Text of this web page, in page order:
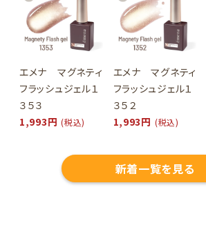
エメナ マグネティ
フラッシュジェル１
３５３
1,993円 (税込)
エメナ マグネティ
フラッシュジェル１
３５２
1,993円 (税込)
新着一覧を見る